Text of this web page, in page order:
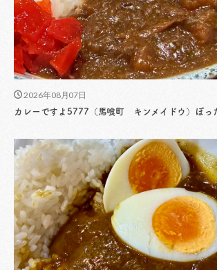
2026年08月07日
カレーですよ5777（馬喰町 キンメイドウ）ぽっ